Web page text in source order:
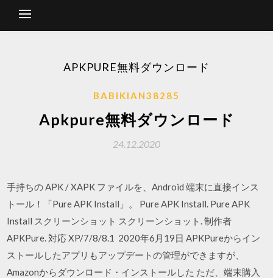
APKPURE無料ダウンロード
BABIKIAN38285
Apkpure無料ダウンロード
24.12.2020
手持ちの APK / XAPK ファイルを、Android 端末に直接インス
トール！「Pure APK Install」。 Pure APK Install. Pure APK
Install スクリーンショット スクリーンショット. 制作者
APKPure. 対応 XP/7/8/8.1 2020年6月19日 APKPureからイン
ストールしたアプリもアップデートの管理ができますが、
Amazonからダウンロード・インストールした ただ、端末購入